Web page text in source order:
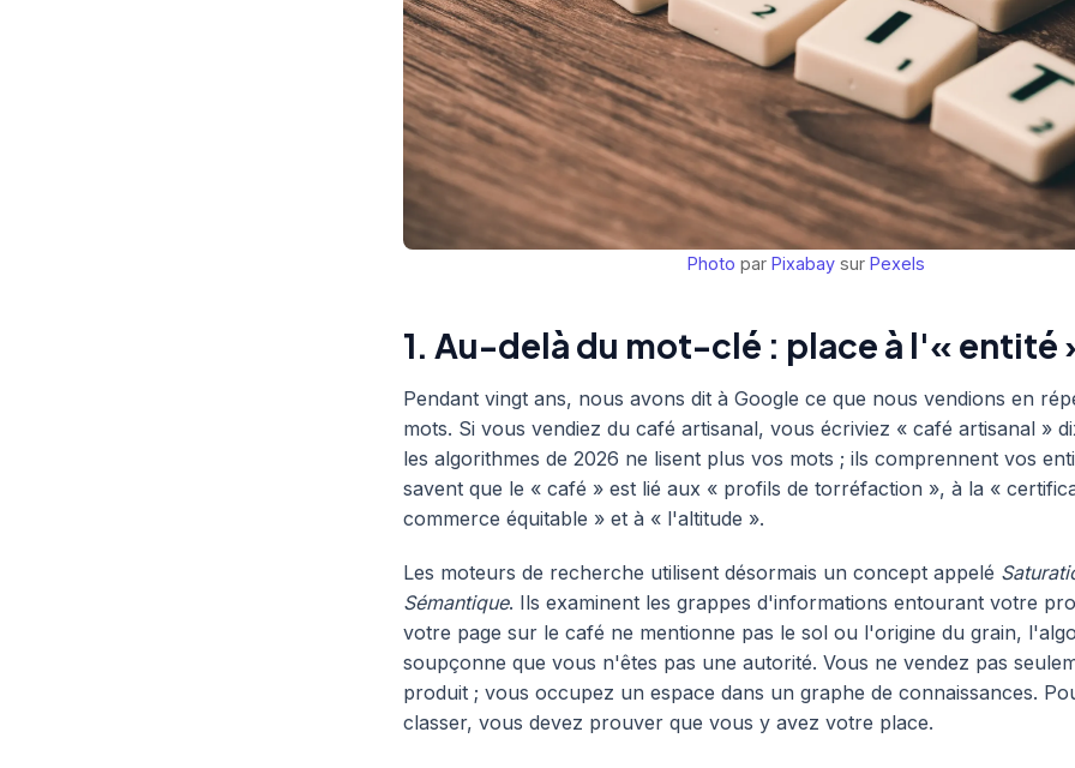
Photo par Pixabay sur Pexels
1. Au-delà du mot-clé : place à l'« entité
Pendant vingt ans, nous avons dit à Google ce que nous vendions en
mots. Si vous vendiez du café artisanal, vous écriviez « café artisanal »
les algorithmes de 2026 ne lisent plus vos mots ; ils comprennent vos
savent que le « café » est lié aux « profils de torréfaction », à la «
commerce équitable » et à « l'altitude ».
Les moteurs de recherche utilisent désormais un concept appelé
Sémantique. Ils examinent les grappes d'informations entourant votre
votre page sur le café ne mentionne pas le sol ou l'origine du grain,
soupçonne que vous n'êtes pas une autorité. Vous ne vendez pas
produit ; vous occupez un espace dans un graphe de connaissances.
classer, vous devez prouver que vous y avez votre place.